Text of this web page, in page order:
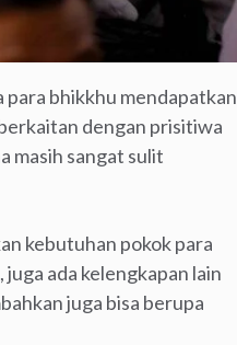
para bhikkhu mendapatkan
dengan prisitiwa
masih sangat sulit
kebutuhan pokok para
ada kelengkapan lain
juga bisa berupa